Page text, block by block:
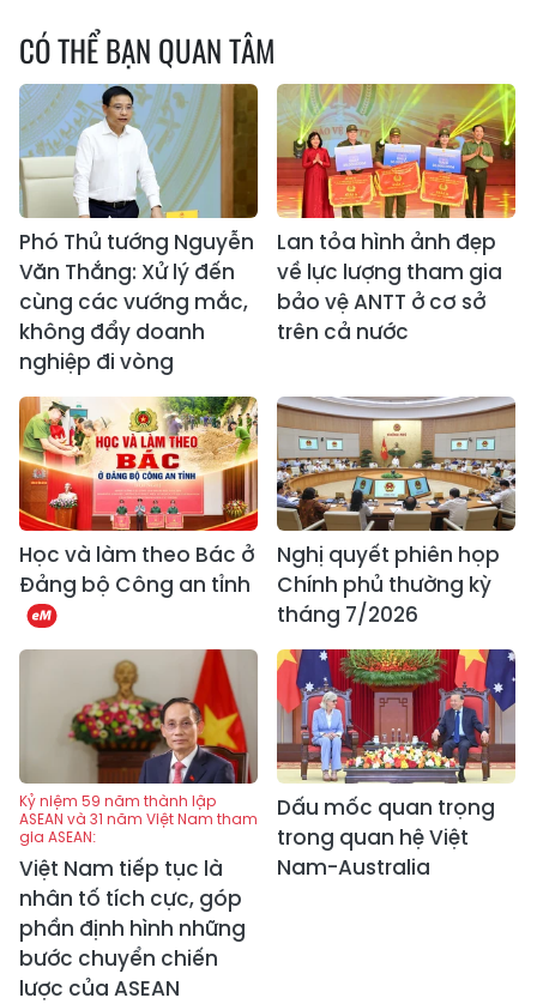
CÓ THỂ BẠN QUAN TÂM
Phó Thủ tướng Nguyễn
Văn Thắng: Xử lý đến
cùng các vướng mắc,
không đẩy doanh
nghiệp đi vòng
Lan tỏa hình ảnh đẹp
về lực lượng tham gia
bảo vệ ANTT ở cơ sở
trên cả nước
Học và làm theo Bác ở
Đảng bộ Công an tỉnh
Nghị quyết phiên họp
Chính phủ thường kỳ
tháng 7/2026
Kỷ niệm 59 năm thành lập
ASEAN và 31 năm Việt Nam tham
gia ASEAN:
Việt Nam tiếp tục là
nhân tố tích cực, góp
phần định hình những
bước chuyển chiến
lược của ASEAN
Dấu mốc quan trọng
trong quan hệ Việt
Nam-Australia